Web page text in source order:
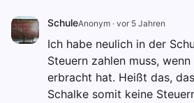
SchuleAnonym · vor 5 Jahren
Ich habe neulich in der
Steuern zahlen muss,
erbracht hat. Heißt das,
Schalke somit keine